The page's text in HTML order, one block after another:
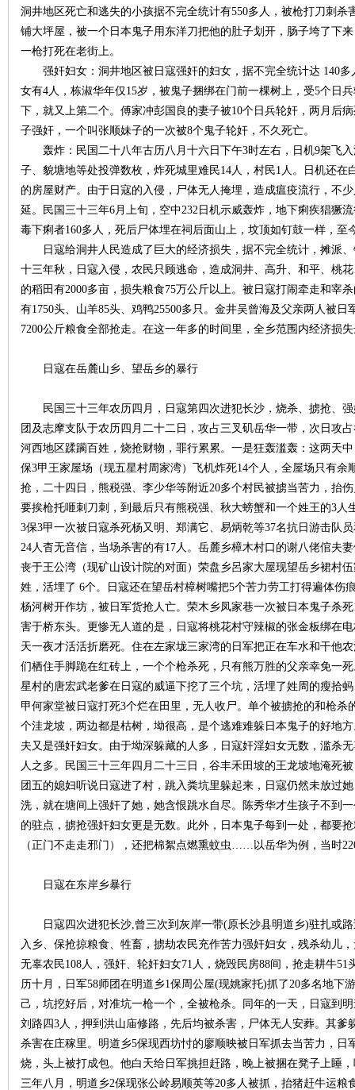
洞井地区死亡和逃失的小孩据不完全统计有550多人，被枪打刀刺
铺大坪屋，被一个日本鬼子用东洋刀把他的肚子划开，肠子垮了下
一枪打死在老街上。
强奸妇女：洞井地区被日寇强奸的妇女，据不完全统计达 140多
女有4人，栋淑华年仅15岁，被鬼子捆绑在门前一棵树上，受5个日
下，就又上第二个。傅家冲彭国良的妻子被10个日兵轮奸，两月后
子强奸，一个叫张顺妹子的一次被8个鬼子轮奸，不久死亡。
轰炸：民国二十八年古历八月十六日下午3时左右，日机9架飞入
子、貌塘地等处投弹数枚，炸死城里难民14人，村民1人。日机还
的房屋财产。由于日寇的入侵，尸体无人掩埋，造成瘟疫流行，不
延。民国三十三年6月上旬，空中232日机示威轰炸，地下痢疾猖獗
毒下痢者160多人，死后尸体埋在祠后面山上，坟顶如钉鼓一样，至
日寇给洞井人民造成了巨大的经济损失，据不完全统计，摊派、
十三年秋，日寇入侵，农民只顾逃命，造成洞井、高升、和平、桃
的稻田有2000多亩，损失粮食75万公斤以上。被日寇打闹牵走和宰
有1750头、山羊85头、鸡鸭25500多只。金井吴曾海及父亲两人被
7200公斤粮食全部抢走。在这一年多的时间里，全乡范围内经济损
日寇在岳麓山乡、望岳乡的暴行
民国三十三年农历四月，日寇第四次进犯长沙，烧杀、掳抢、强
团及志摩支队于农历四月二十二日，攻占三叉矶岳华一带，次日攻
河西地区蹂躏百姓，烧抢财物，罪行累累。一是狂轰滥轰：这两天
保3甲王家屋场（现五星村周家湾）飞机炸死14个人，全屋场只有余
抢，二十四日，熊税强、李少华等附近20多个村民被掳当苦力，抬
要挨枪托咂刺刀刺，到最后只有熊税强、秋大螃蟹和一个姓王的3
3保3甲一次被日寇杀死杨又明、郑满它、易炳乾等37名抗日游击队
24人杳无音信，当场杀害的有17人。岳麓乡樟木村口的谢八佬倌夫
丧于王公湾（现矿山设计院的对面）荣盘乡呂家大屋现望岳乡裙村
姓，活埋了 6个。日寇还在望岳村樟树嘴把5个苦力劳工打得遍体伤
杨河树开作坊，被日军货抢人亡。荣木乡凤家巷一次被日本鬼子杀
害于桥东头。更惨无人道的是，日寇将桃花村守辣椒的张金板绑在
天一夜才活活折磨死。住在左家垅三家湾的日军把正在车水和干他
们栖住手脚跪在红砖上，一个个枪杀死，只有熊万胜的父亲幸免一
星村的唐宏武老爹在日寇的威逼下挖了三个坑，活埋了姓周的瘦拾
甲何家堂被日寇打死3个烂在田里，无人收尸。单个被掳抢的和枪
个洼龙坡，两边都是枯树，坳很高，是个逃难难躲日本鬼子的好地
夫又是强奸妇女。由于坳深躲藏的人多，日寇奸淫妇女无数，滥杀
人之多。民国三十三年四月二十三日，谷丰禾田坡的王龙坡地淹死
团五的媳妇听说日寇进了村，跳入粪坑里躲起来，日寇仍然未放过
洗，就在塘间上强奸了她，她含恨跳水自尽。陈秀华才生孩子不到
的驻点，掳抢强奸妇女更是无数。此外，日本鬼子每到一处，都要
（正门不走走邪门），还把棉絮点燃熏蚊虫……以岳华为例，当时
日寇在东岸乡暴行
日寇四次进犯长沙,曾三次到灰岸一带(原长沙县明道乡)驻扎或路
入乡、保抢掠粮食、牲畜，掳劫农民充作苦力强奸妇女，残杀幼儿
无辜农民108人，强奸、轮奸妇女71人，烧毁民房88间，抢走耕牛
历十月，日军58师团在明道乡1保周公屋(现姚家托)抓了20多名地下
己，坑挖好后，对准坑一枪一个，全被枪杀。同年的一天，日寇到
刘路四3人，押到洪山庙修路，先后均被杀害，尸体无人安葬。其
杀害在庄稼里。明道乡5保现西坊忖的廖顺映被日军抓去当苦力，日
烧，头上被打成包。他白天给日军挑担赶路，晚上被捆在凳子上睡
三年八月，明道乡2保现张公岭易顺英等20多人被抓，抬猪赶牛运